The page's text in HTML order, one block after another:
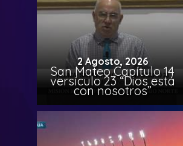
2 Agosto, 2026
San Mateo Capítulo 14
versículo 23 “Dios está
con nosotros”